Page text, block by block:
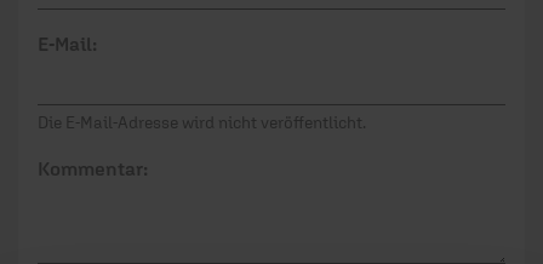
E-Mail:
Die E-Mail-Adresse wird nicht veröffentlicht.
Kommentar: